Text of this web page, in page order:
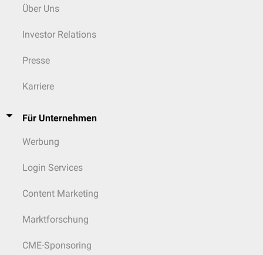
Über Uns
Investor Relations
Presse
Karriere
Für Unternehmen
Werbung
Login Services
Content Marketing
Marktforschung
CME-Sponsoring